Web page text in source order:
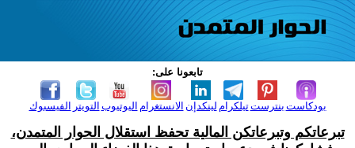
تابعونا على:
الفيسبوك التويتر اليوتيوب الانستغرام لينكدإن تيلكرامبنترست بودكاست
تبرعاتكم وتبرعاتكن المالية تحفظ استقلال الحوار المتمدن،